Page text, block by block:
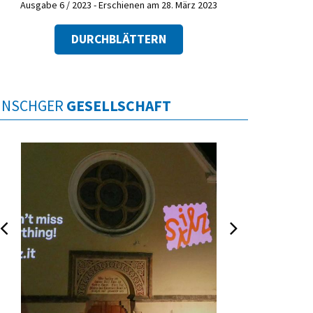
Ausgabe 6 / 2023 - Erschienen am 28. März 2023
DURCHBLÄTTERN
GESELLSCHAFT